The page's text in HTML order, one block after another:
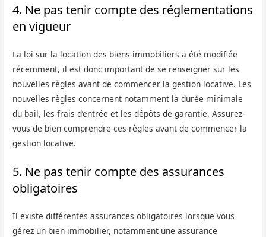
4. Ne pas tenir compte des réglementations
en vigueur
La loi sur la location des biens immobiliers a été modifiée
récemment, il est donc important de se renseigner sur les
nouvelles règles avant de commencer la gestion locative. Les
nouvelles règles concernent notamment la durée minimale
du bail, les frais d’entrée et les dépôts de garantie. Assurez-
vous de bien comprendre ces règles avant de commencer la
gestion locative.
5. Ne pas tenir compte des assurances
obligatoires
Il existe différentes assurances obligatoires lorsque vous
gérez un bien immobilier, notamment une assurance